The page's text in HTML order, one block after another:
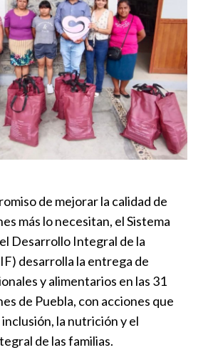
de mejorar la calidad de
más lo necesitan, el Sistema
Desarrollo Integral de la
desarrolla la entrega de
y alimentarios en las 31
de Puebla, con acciones que
la nutrición y el
de las familias.